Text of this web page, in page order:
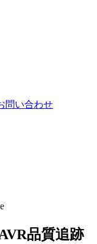
問い合わせ
品質追跡